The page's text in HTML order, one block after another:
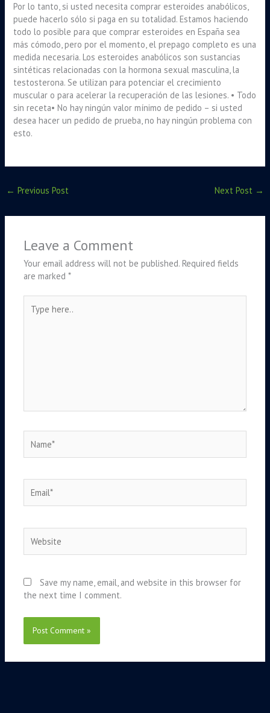
Por lo tanto, si usted necesita comprar esteroides anabólicos,
puede hacerlo sólo si paga en su totalidad. Estamos haciendo
todo lo posible para que comprar esteroides en España sea
más cómodo, pero por el momento, el prepago completo es una
medida necesaria. Los esteroides anabólicos son sustancias
sintéticas relacionadas con la hormona sexual masculina, la
testosterona. Se utilizan para potenciar el crecimiento
muscular o para acelerar la recuperación de las lesiones. • Todo
sin receta• No hay ningún valor mínimo de pedido – si usted
desea hacer un pedido de prueba, no hay ningún problema con
esto.
← Previous Post Next Post →
Leave a Comment
Your email address will not be published. Required fields
are marked*
here..
Save my name, email, and website in this browser for
the next time I comment.